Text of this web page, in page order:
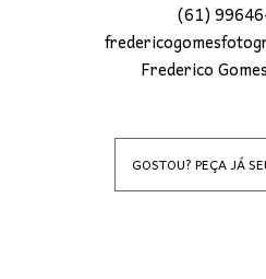
(61)
Frederico
GOSTOU? PEÇA JÁ